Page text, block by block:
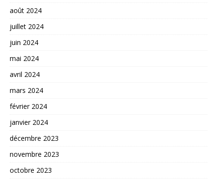
août 2024
juillet 2024
juin 2024
mai 2024
avril 2024
mars 2024
février 2024
janvier 2024
décembre 2023
novembre 2023
octobre 2023